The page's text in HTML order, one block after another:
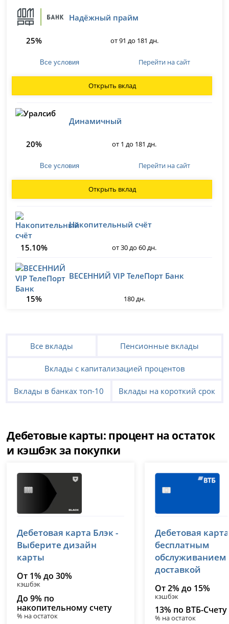
Надёжный прайм
25% от 91 до 181 дн.
Все условия Перейти на сайт
Открыть вклад
Динамичный
20% от 1 до 181 дн.
Все условия Перейти на сайт
Открыть вклад
Накопительный счёт
15.10% от 30 до 60 дн.
ВЕСЕННИЙ VIP ТелеПорт Банк
15% 180 дн.
Все вклады Пенсионные вклады
Вклады с капитализацией процентов
Вклады в банках топ-10 Вклады на короткий срок
Дебетовые карты: процент на остаток
и кэшбэк за покупки
лицензия № 2673
Дебетовая карта Блэк -
Выберите дизайн
карты
От 1% до 30%
кэшбэк
До 9% по
накопительному счету
% на остаток
лицензия № 1000
Дебетовая
бесплатным
обслуживанием
доставкой
От 2% до 15%
кэшбэк
13% по ВТБ-Счету
% на остаток